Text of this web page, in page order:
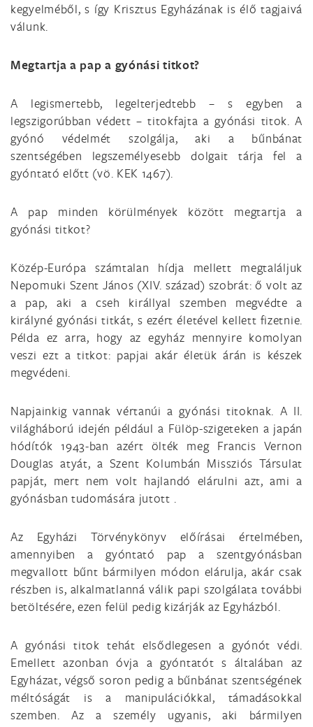
kegyelméből, s így Krisztus Egyházának is élő tagjaivá
válunk.
Megtartja a pap a gyónási titkot?
A legismertebb, legelterjedtebb – s egyben a
legszigorúbban védett – titokfajta a gyónási titok. A
gyónó védelmét szolgálja, aki a bűnbánat
szentségében legszemélyesebb dolgait tárja fel a
gyóntató előtt (vö. KEK 1467).
A pap minden körülmények között megtartja a
gyónási titkot?
Közép-Európa számtalan hídja mellett megtaláljuk
Nepomuki Szent János (XIV. század) szobrát: ő volt az
a pap, aki a cseh királlyal szemben megvédte a
királyné gyónási titkát, s ezért életével kellett fizetnie.
Példa ez arra, hogy az egyház mennyire komolyan
veszi ezt a titkot: papjai akár életük árán is készek
megvédeni.
Napjainkig vannak vértanúi a gyónási titoknak. A II.
világháború idején például a Fülöp-szigeteken a japán
hódítók 1943-ban azért ölték meg Francis Vernon
Douglas atyát, a Szent Kolumbán Missziós Társulat
papját, mert nem volt hajlandó elárulni azt, ami a
gyónásban tudomására jutott .
Az Egyházi Törvénykönyv előírásai értelmében,
amennyiben a gyóntató pap a szentgyónásban
megvallott bűnt bármilyen módon elárulja, akár csak
részben is, alkalmatlanná válik papi szolgálata további
betöltésére, ezen felül pedig kizárják az Egyházból.
A gyónási titok tehát elsődlegesen a gyónót védi.
Emellett azonban óvja a gyóntatót s általában az
Egyházat, végső soron pedig a bűnbánat szentségének
méltóságát is a manipulációkkal, támadásokkal
szemben. Az a személy ugyanis, aki bármilyen